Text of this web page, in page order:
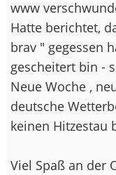
www
Hatte berichtet,
brav " gegessen
gescheitert bin -
Neue Woche ,
deutsche
keinen Hitzestau
Viel Spaß an der